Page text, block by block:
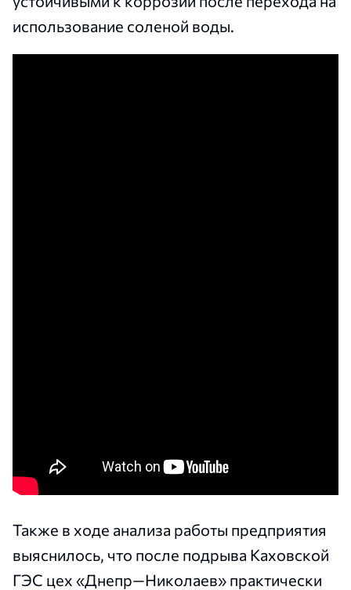
использование соленой воды.
Также в ходе анализа работы предприятия
выяснилось, что после подрыва Каховской
ГЭС цех «Днепр—Николаев» практически